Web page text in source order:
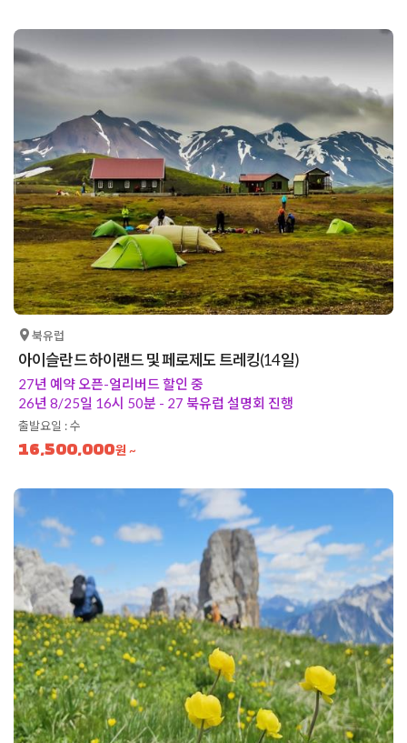
북유럽
아이슬란드 하이랜드 및 페로제도 트레킹(14일)
27년 예약 오픈-얼리버드 할인 중
26년 8/25일 16시 50분 - 27 북유럽 설명회 진행
출발요일 : 수
16,500,000원 ~